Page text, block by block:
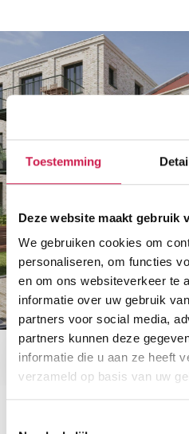
Toestemming
Deze website maakt gebruik
We gebruiken cookies om
personaliseren, om functies
en om ons websiteverkeer te
informatie over uw gebruik
partners voor social media,
partners kunnen deze
informatie die u aan ze heeft
verzameld op basis van uw